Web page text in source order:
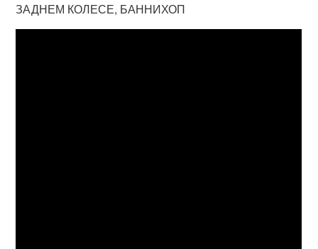
ЗАДНЕМ КОЛЕСЕ, БАННИХОП